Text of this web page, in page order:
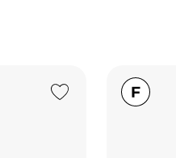
Add to Wishlist